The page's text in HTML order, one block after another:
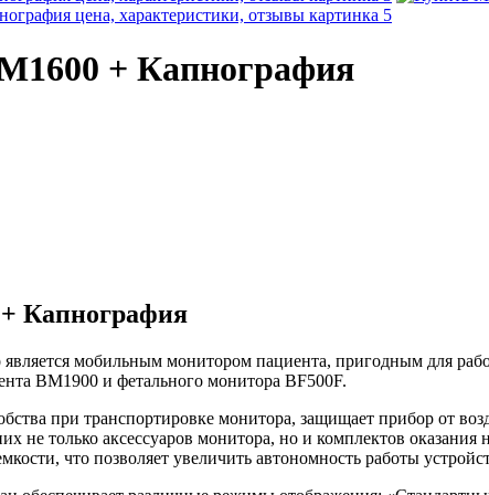
+ Капнография
Капнография
мобильным монитором пациента, пригодным для
ВМ1900 и фетального монитора BF500F.
при транспортировке монитора, защищает прибор от
не только аксессуаров монитора, но и комплектов
что позволяет увеличить автономность работы